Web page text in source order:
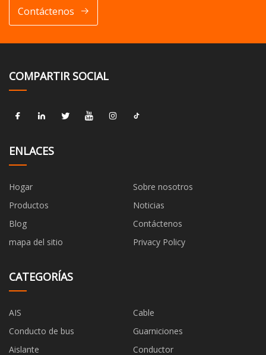
Contáctenos
COMPARTIR SOCIAL
ENLACES
Hogar
Sobre nosotros
Productos
Noticias
Blog
Contáctenos
mapa del sitio
Privacy Policy
CATEGORÍAS
AIS
Cable
Conducto de bus
Guarniciones
Aislante
Conductor